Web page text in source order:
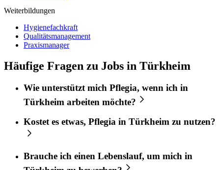
Weiterbildungen
Hygienefachkraft
Qualitätsmanagement
Praxismanager
Häufige Fragen zu Jobs in Türkheim
Wie unterstützt mich Pflegia, wenn ich in
Türkheim arbeiten möchte?
Kostet es etwas, Pflegia in Türkheim zu nutzen?
Brauche ich einen Lebenslauf, um mich in